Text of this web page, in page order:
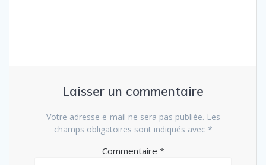
Laisser un commentaire
Votre adresse e-mail ne sera pas publiée. Les
champs obligatoires sont indiqués avec *
Commentaire *